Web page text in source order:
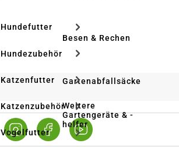
Hundefutter
Hundezubehör
Katzenfutter
Katzenzubehör
Vogelfutter
Besen & Rechen
Gartenabfallsäcke
Weitere
Gartengeräte & -
helfer